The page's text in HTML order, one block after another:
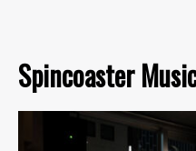
Spincoaster